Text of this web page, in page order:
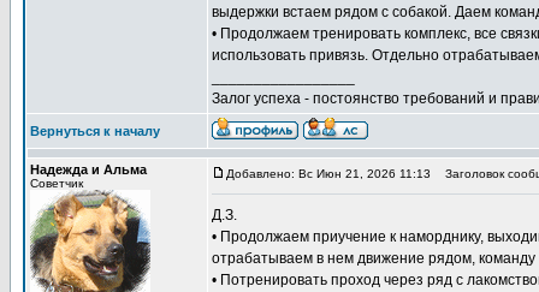
выдержки встаем рядом с собакой. Даем
• Продолжаем тренировать комплекс, все
использовать привязь. Отдельно
Залог успеха - постоянство требований и
Вернуться к началу
Надежда и Альма
Советчик
Добавлено: Вс Июн 21, 2026 11:13 Заголовок
Д.З.
• Продолжаем приучение к наморднику,
отрабатываем в нем движение рядом, команду
• Потренировать проход через ряд с